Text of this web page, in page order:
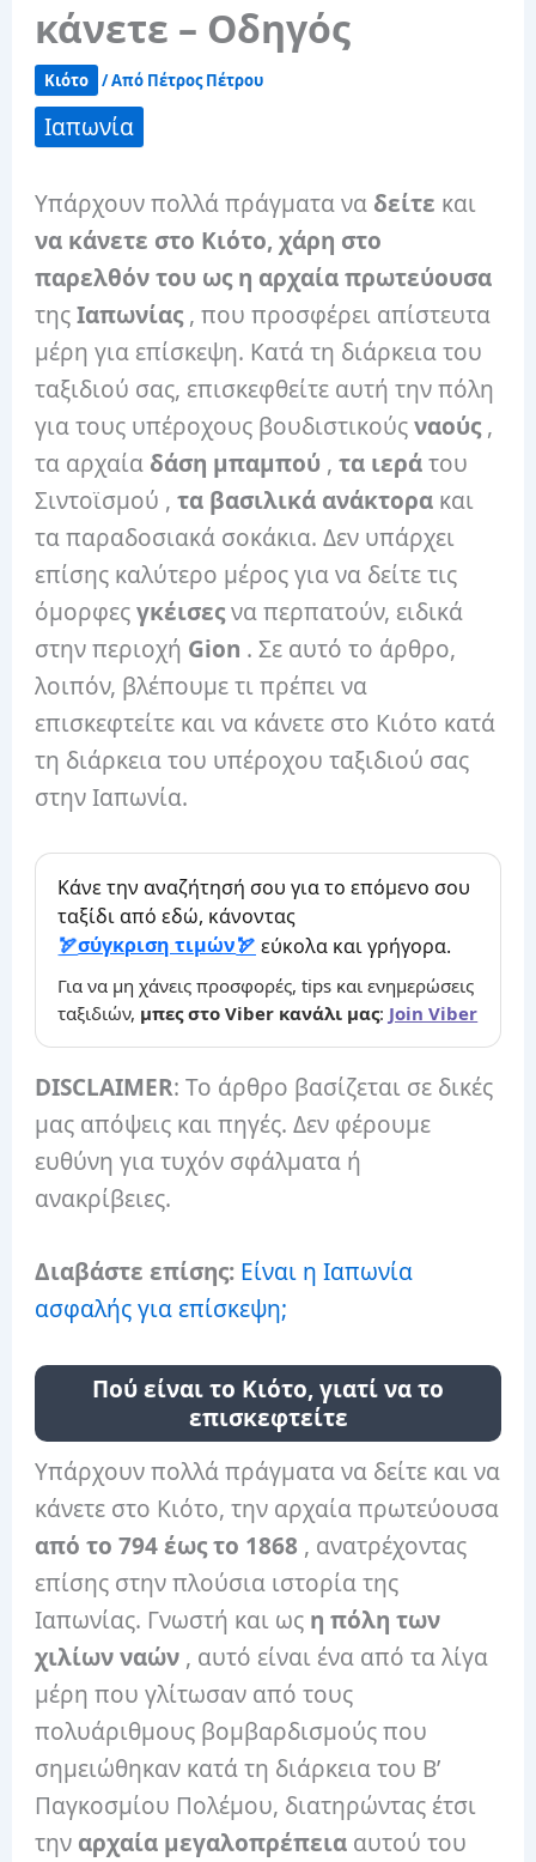
κάνετε – Οδηγός
Κιότο / Από Πέτρος Πέτρου
Ιαπωνία
Υπάρχουν πολλά πράγματα να δείτε και
να κάνετε στο Κιότο, χάρη στο
παρελθόν του ως η αρχαία πρωτεύουσα
τηςΙαπωνίας, που προσφέρει απίστευτα
μέρη για επίσκεψη. Κατά τη διάρκεια του
ταξιδιού σας, επισκεφθείτε αυτή την πόλη
για τους υπέροχους βουδιστικούςναούς,
τα αρχαία δάση μπαμπού ,τα ιεράτου
Σιντοϊσμού ,τα βασιλικά ανάκτορα και
τα παραδοσιακά σοκάκια. Δεν υπάρχει
επίσης καλύτερο μέρος για να δείτε τις
όμορφεςγκέισεςνα περπατούν, ειδικά
στην περιοχή Gion . Σε αυτό το άρθρο,
λοιπόν, βλέπουμε τι πρέπει να
επισκεφτείτε και να κάνετε στο Κιότο κατά
τη διάρκεια του υπέροχου ταξιδιού σας
στην Ιαπωνία.
Κάνε την αναζήτησή σου για το επόμενο σου
ταξίδι από εδώ, κάνοντας
σύγκριση τιμών
εύκολα και γρήγορα.
Για να μη χάνεις προσφορές, tips και ενημερώσεις
ταξιδιών, μπες στο Viber κανάλι μας: Join Viber
DISCLAIMER: Το άρθρο βασίζεται σε δικές
μας απόψεις και πηγές. Δεν φέρουμε
ευθύνη για τυχόν σφάλματα ή
ανακρίβειες.
Διαβάστε επίσης: Είναι η Ιαπωνία
ασφαλής για επίσκεψη;
Πού είναι το Κιότο, γιατί να το
επισκεφτείτε
Υπάρχουν πολλά πράγματα να δείτε και να
κάνετε στο Κιότο, την αρχαία πρωτεύουσα
από το 794 έως το 1868 , ανατρέχοντας
επίσης στην πλούσια ιστορία της
Ιαπωνίας. Γνωστή και ως η πόλη των
χιλίων ναών , αυτό είναι ένα από τα λίγα
μέρη που γλίτωσαν από τους
πολυάριθμους βομβαρδισμούς που
σημειώθηκαν κατά τη διάρκεια του Β’
Παγκοσμίου Πολέμου, διατηρώντας έτσι
την αρχαία μεγαλοπρέπεια αυτού του